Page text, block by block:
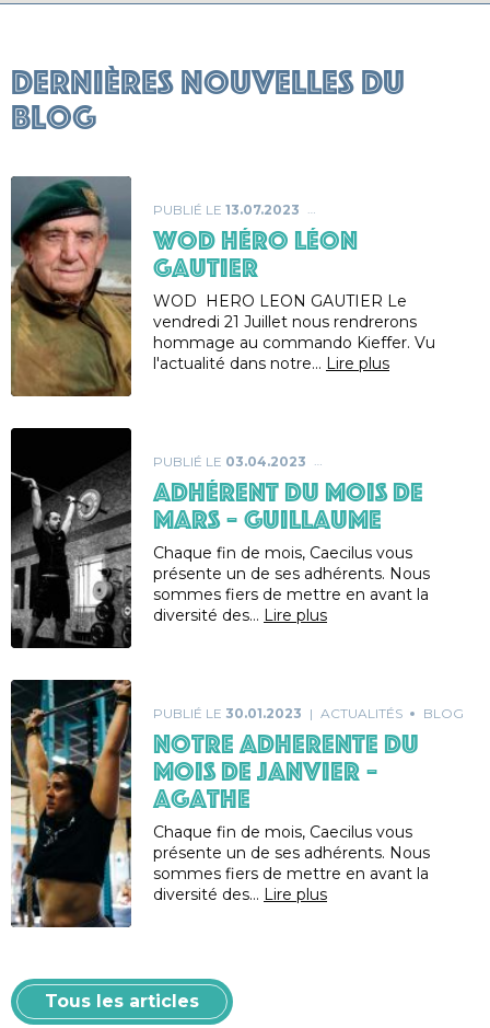
Dernières nouvelles du
blog
PUBLIÉ LE 13.07.2023
WOD héro Léon
Gautier
WOD HERO LEON GAUTIER Le
vendredi 21 Juillet nous rendrerons
hommage au commando Kieffer. Vu
l'actualité dans notre… Lire plus
PUBLIÉ LE 03.04.2023
ADHÉRENT DU MOIS DE
MARS – GUILLAUME
Chaque fin de mois, Caecilus vous
présente un de ses adhérents. Nous
sommes fiers de mettre en avant la
diversité des… Lire plus
PUBLIÉ LE 30.01.2023 ACTUALITÉS BLOG
NOTRE ADHERENTE DU
MOIS DE JANVIER –
AGATHE
Chaque fin de mois, Caecilus vous
présente un de ses adhérents. Nous
sommes fiers de mettre en avant la
diversité des… Lire plus
Tous les articles